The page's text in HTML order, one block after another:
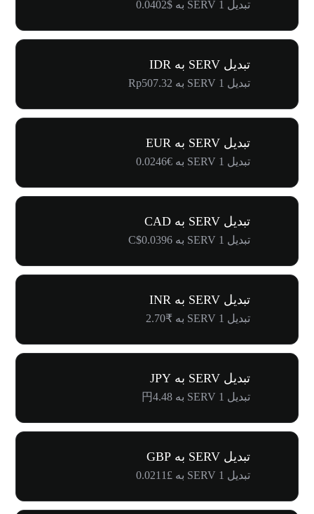
تبدیل 1 SERV به $0.0402
تبدیل SERV به IDR
تبدیل 1 SERV به Rp507.32
تبدیل SERV به EUR
تبدیل 1 SERV به €0.0246
تبدیل SERV به CAD
تبدیل 1 SERV به C$0.0396
تبدیل SERV به INR
تبدیل 1 SERV به ₹2.70
تبدیل SERV به JPY
تبدیل 1 SERV به 円4.48
تبدیل SERV به GBP
تبدیل 1 SERV به £0.0211